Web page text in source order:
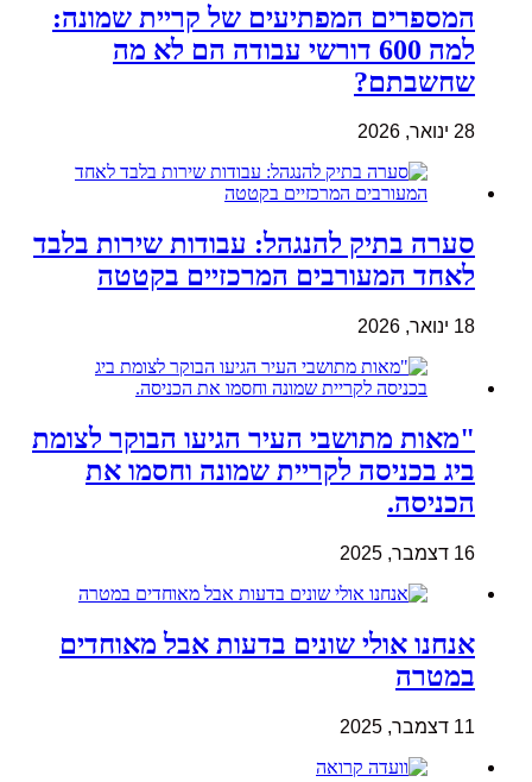
המספרים המפתיעים של קריית שמונה:
למה 600 דורשי עבודה הם לא מה
שחשבתם?
28 ינואר, 2026
סערה בתיק להנגהל: עבודות שירות בלבד
לאחד המעורבים המרכזיים בקטטה
18 ינואר, 2026
"מאות מתושבי העיר הגיעו הבוקר לצומת
ביג בכניסה לקריית שמונה וחסמו את
הכניסה.
16 דצמבר, 2025
אנחנו אולי שונים בדעות אבל מאוחדים
במטרה
11 דצמבר, 2025